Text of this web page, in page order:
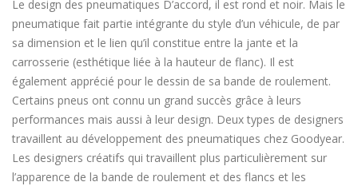
Le design des pneumatiques D’accord, il est rond et noir. Mais le
pneumatique fait partie intégrante du style d’un véhicule, de par
sa dimension et le lien qu’il constitue entre la jante et la
carrosserie (esthétique liée à la hauteur de flanc). Il est
également apprécié pour le dessin de sa bande de roulement.
Certains pneus ont connu un grand succès grâce à leurs
performances mais aussi à leur design. Deux types de designers
travaillent au développement des pneumatiques chez Goodyear.
Les designers créatifs qui travaillent plus particulièrement sur
l’apparence de la bande de roulement et des flancs et les